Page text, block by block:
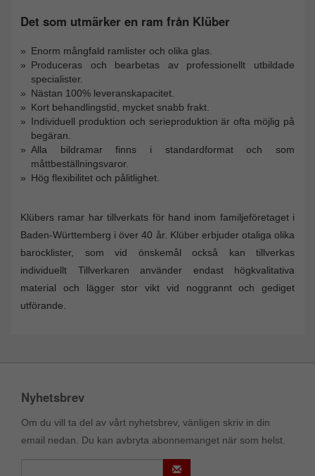
Det som utmärker en ram från Klüber
Enorm mångfald ramlister och olika glas.
Produceras och bearbetas av professionellt utbildade
specialister.
Nästan 100% leveranskapacitet.
Kort behandlingstid, mycket snabb frakt.
Individuell produktion och serieproduktion är ofta möjlig på
begäran.
Alla bildramar finns i standardformat och som
måttbeställningsvaror.
Hög flexibilitet och pålitlighet.
Klübers ramar har tillverkats för hand inom familjeföretaget i
Baden-Württemberg i över 40 år. Klüber erbjuder otaliga olika
barocklister, som vid önskemål också kan tillverkas
individuellt Tillverkaren använder endast högkvalitativa
material och lägger stor vikt vid noggrannt och gediget
utförande.
Nyhetsbrev
Om du vill ta del av vårt nyhetsbrev, vänligen skriv in din
email nedan. Du kan avbryta abonnemanget när som helst.